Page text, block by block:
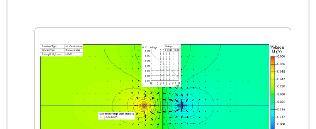
Distribuzione della corrente elettrica
nei film polimerici laminati conduttivi
L'assemblaggio composto da due
pellicole conduttrici ed elettrodi